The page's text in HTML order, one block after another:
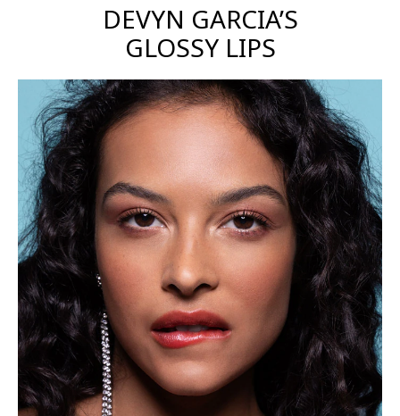
DEVYN GARCIA’S
GLOSSY LIPS